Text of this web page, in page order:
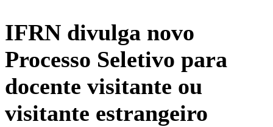
IFRN divulga novo
Processo Seletivo para
docente visitante ou
visitante estrangeiro